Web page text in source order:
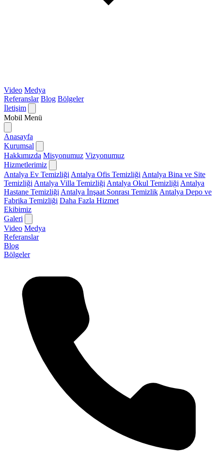
Video Medya
Referanslar Blog Bölgeler
İletişim
Mobil Menü
Anasayfa
Kurumsal
Hakkımızda Misyonumuz Vizyonumuz
Hizmetlerimiz
Antalya Ev Temizliği Antalya Ofis Temizliği Antalya Bina ve Site
Temizliği Antalya Villa Temizliği Antalya Okul Temizliği Antalya
Hastane Temizliği Antalya İnşaat Sonrası Temizlik Antalya Depo ve
Fabrika Temizliği Daha Fazla Hizmet
Ekibimiz
Galeri
Video Medya
Referanslar
Blog
Bölgeler